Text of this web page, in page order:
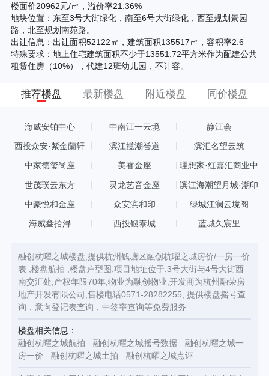
楼面价20962元/㎡，溢价率21.36%
地块位置：东至3号大街绿化，南至6号大街绿化，西至规划景园
路，北至规划南苑路。
出让信息：出让面积52122㎡，建筑面积135517㎡，容积率2.6
特殊要求：地上住宅建筑面积不少于13551.72平方米作为配建公共
租赁住房（10%），代建12班幼儿园，不计容。
推荐楼盘 最新楼盘 附近楼盘 同价楼盘
海威安铂中心 中南江一云境 静江会
西投众安·紫金蘭轩 滨江揽潮誉道 滨汇名望云筑
中家德玺尚座 美睿金座
理想家·红嘉汇商业中
世茂璞云东方 灵龙艺音金座 滨江海潮望月城·潮印
中豪悦和金座 众安滨和印 绿城江澜云境阁
海威叁拾浔 西投银泰城 蓝城久宸里
融创杭曜之城楼盘,提供杭州钱塘区融创杭曜之城房价/一房一价
表 ,楼盘航拍 ,楼盘户型图,项目地址位于:3号大街与4号大街西
南交汇处,产权年限70年,物业为融创物业,开发商为杭州融荣房
地产开发有限公司,售楼电话0571-28282255, 提供楼盘摇号查
询，意向登记表查询，中签率查询等免费服务
楼盘相关信息：
融创杭曜之城航拍
融创杭曜之城摇号数据
融创杭曜之城一
房一价
融创杭曜之城土拍 融创杭曜之城点评